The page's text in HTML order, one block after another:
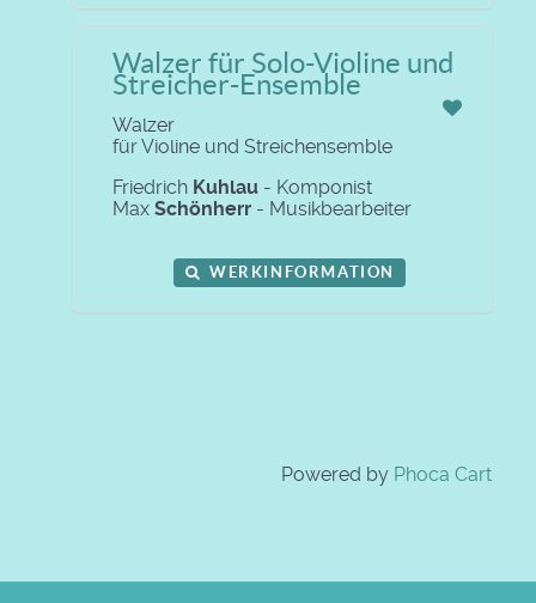
Walzer für Solo-Violine und
Streicher-Ensemble
Walzer
für Violine und Streichensemble
Friedrich Kuhlau - Komponist
Max Schönherr - Musikbearbeiter
WERKINFORMATION
Powered by Phoca Cart